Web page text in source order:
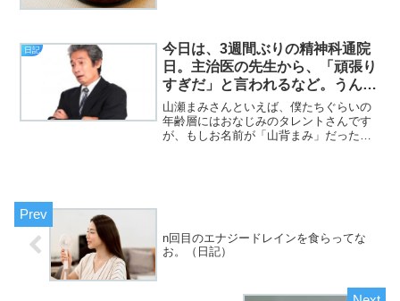
りそうな感じがして、地味...
日記
今日は、3週間ぶりの精神科通院
日。主治医の先生から、「頑張り
すぎだ」と言われるなど。うん、
実感はあるよ。（日記）
山瀬まみさんといえば、僕たちぐらいの
年齢層にはおなじみのタレントさんです
が、もしお名前が「山背まみ」だったな
n回目のエナジードレインを食らってな
お。（日記）